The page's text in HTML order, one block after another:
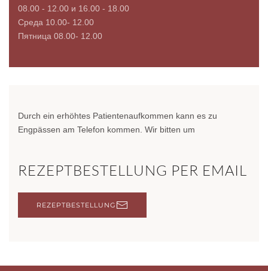
08.00 - 12.00 и 16.00 - 18.00
Среда 10.00- 12.00
Пятница 08.00- 12.00
Durch ein erhöhtes Patientenaufkommen kann es zu
Engpässen am Telefon kommen. Wir bitten um
REZEPTBESTELLUNG PER EMAIL
REZEPTBESTELLUNG